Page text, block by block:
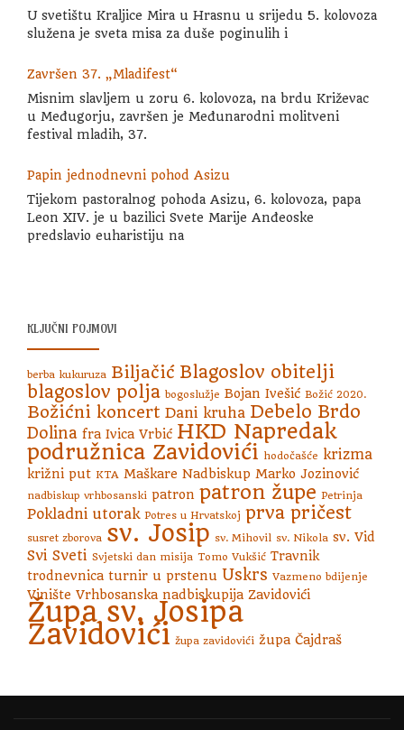
U svetištu Kraljice Mira u Hrasnu u srijedu 5. kolovoza
služena je sveta misa za duše poginulih i
Završen 37. „Mladifest“
Misnim slavljem u zoru 6. kolovoza, na brdu Križevac
u Međugorju, završen je Međunarodni molitveni
festival mladih, 37.
Papin jednodnevni pohod Asizu
Tijekom pastoralnog pohoda Asizu, 6. kolovoza, papa
Leon XIV. je u bazilici Svete Marije Anđeoske
predslavio euharistiju na
KLJUČNI POJMOVI
berba kukuruza Biljačić Blagoslov obitelji
blagoslov polja bogoslužje Bojan Ivešić Božić 2020.
Božićni koncert Dani kruha Debelo Brdo
Dolina fra Ivica Vrbić HKD Napredak
podružnica Zavidovići hodočašće krizma
križni put KTA Maškare Nadbiskup Marko Jozinović
nadbiskup vrhbosanski patron patron župe Petrinja
Pokladni utorak Potres u Hrvatskoj prva pričest
susret zborova sv. Josip sv. Mihovil sv. Nikola sv. Vid
Svi Sveti Svjetski dan misija Tomo Vukšić Travnik
trodnevnica turnir u prstenu Uskrs Vazmeno bdijenje
Vinište Vrhbosanska nadbiskupija Zavidovići
Župa sv. Josipa
Zavidovići župa zavidovići župa Čajdraš